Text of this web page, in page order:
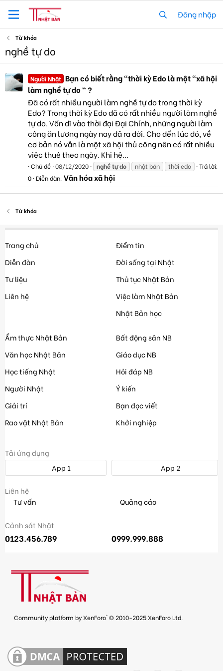
Đăng nhập
Từ khóa
nghề tự do
Người Nhật Bạn có biết rằng "thời kỳ Edo là một "xã hội
làm nghề tự do " ?
Đã có rất nhiều người làm nghề tự do trong thời kỳ
Edo? Trong thời kỳ Edo đã có rất nhiều người làm nghề
tự do. Vốn dĩ vào thời đại Đại Chính, những người làm
công ăn lương ngày nay đã ra đời. Cho đến lúc đó, về
cơ bản nó vẫn là một xã hội thủ công nên có rất nhiều
việc thuê theo ngày. Khi hệ...
Chủ đề 08/12/2020 nghềtựdo nhật bản thời edo
Trả lời:
0 Diễn đàn: Văn hóa xã hội
Từ khóa
Trang chủ
Diễn đàn
Tư liệu
Liên hệ
Điểm tin
Đời sống tại Nhật
Thủ tục Nhật Bản
Việc làm Nhật Bản
Nhật Bản học
Ẩm thực Nhật Bản
Văn học Nhật Bản
Học tiếng Nhật
Người Nhật
Giải trí
Rao vặt Nhật Bản
Bất động sản NB
Giáo dục NB
Hỏi đáp NB
Ý kiến
Bạn đọc viết
Khởi nghiệp
Tải ứng dụng
App 1
App 2
Liên hệ
Tư vấn
Quảng cáo
Cảnh sát Nhật
0123.456.789 0999.999.888
Community platform by XenForo® © 2010-2025 XenForo Ltd.